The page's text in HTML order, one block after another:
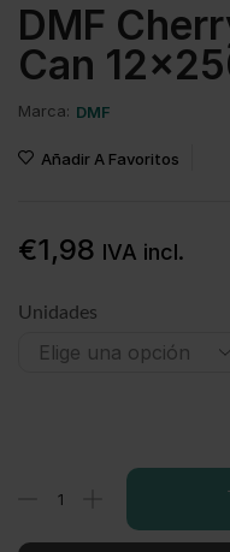
DMF
Can
Marca: DMF
Añadir A Favoritos
€1,98 IVA incl.
Unidades